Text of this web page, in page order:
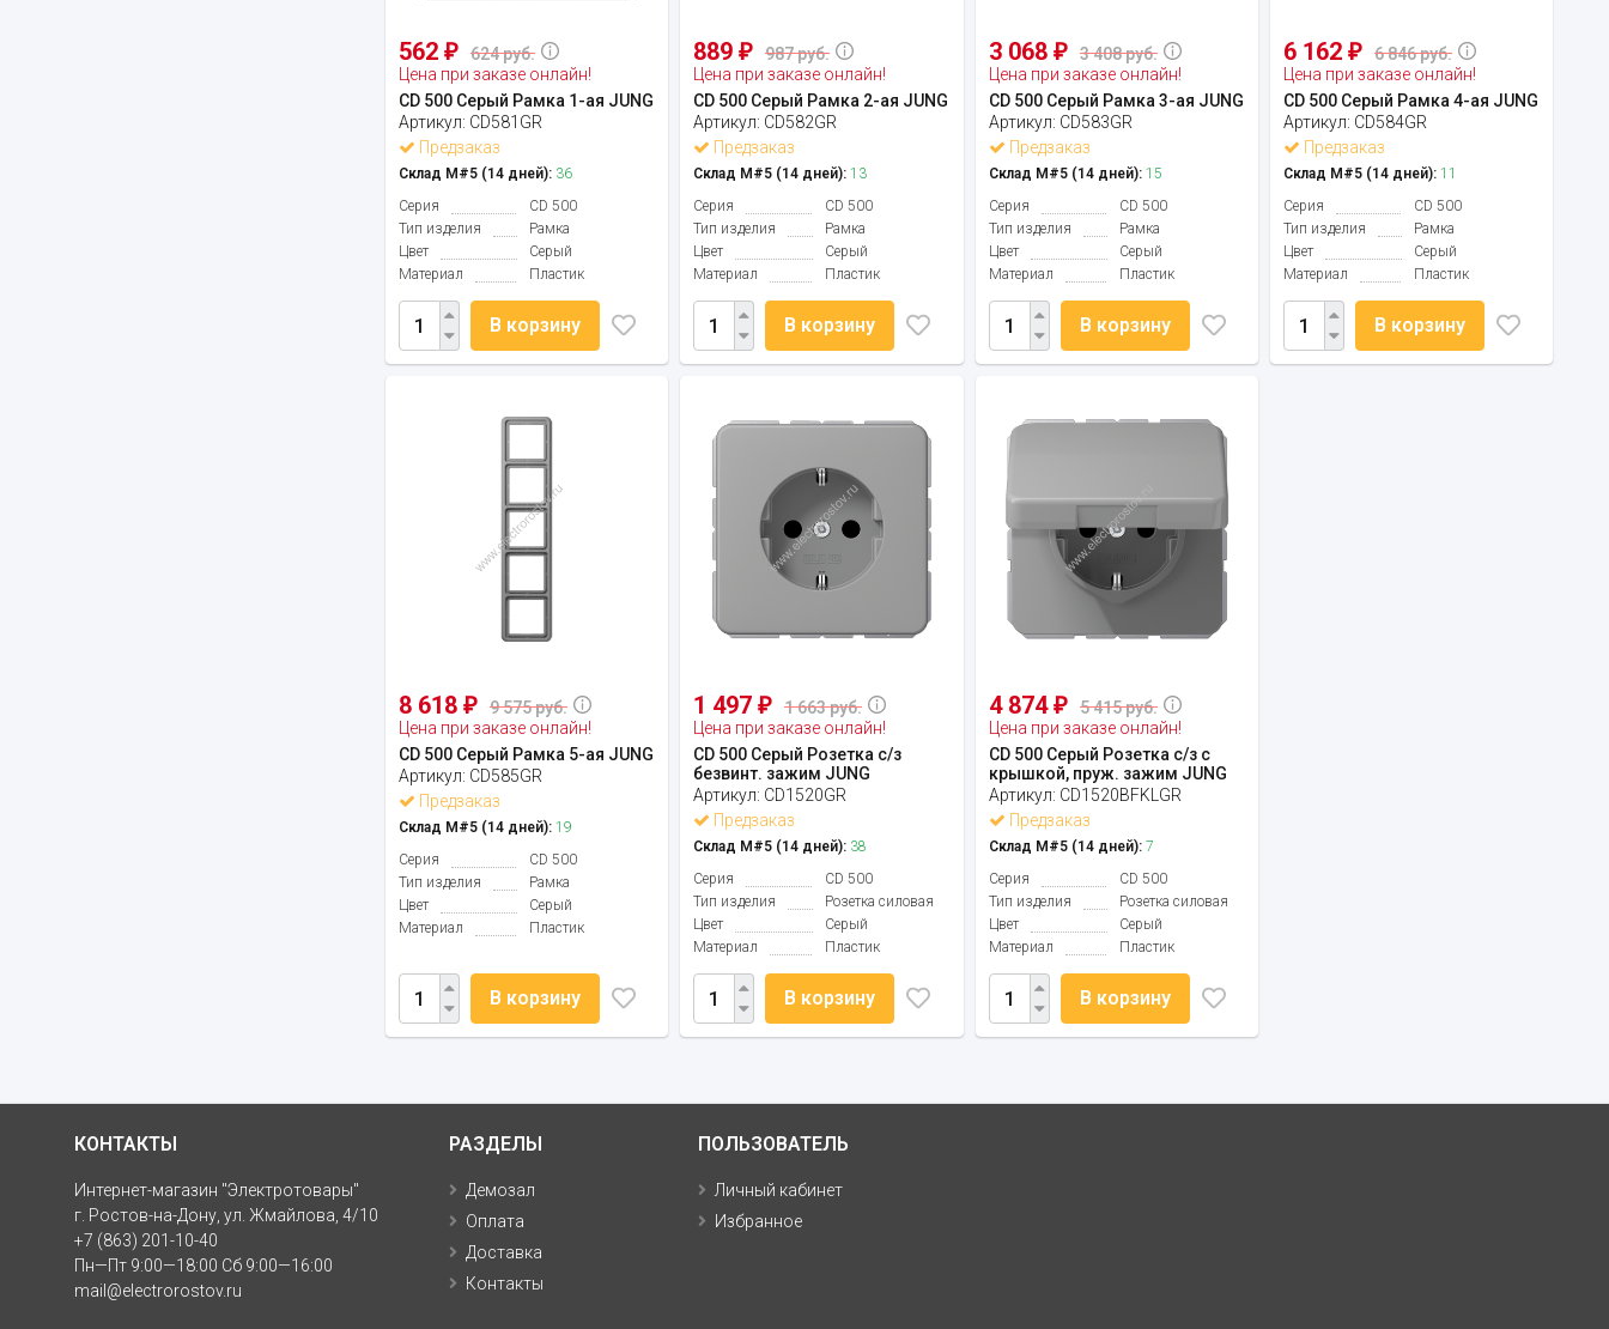
562 ₽
624 руб.
Цена при заказе онлайн!
CD 500 Серый Рамка 1-ая JUNG
Артикул: CD581GR
Предзаказ
Склад М#5 (14 дней): 36
Серия
CD 500
Тип изделия
Рамка
Цвет
Серый
Материал
Пластик
В корзину
889₽
987 руб.
Цена при заказе онлайн!
CD 500 Серый Рамка 2-ая JUNG
Артикул: CD582GR
Предзаказ
Склад М#5 (14 дней): 13
Серия
CD 500
Тип изделия
Рамка
Цвет
Серый
Материал
Пластик
В корзину
3 068 ₽
3 408 руб.
Цена при заказе онлайн!
CD 500 Серый Рамка 3-ая JUNG
Артикул: CD583GR
Предзаказ
Склад М#5 (14 дней): 15
Серия
CD 500
Тип изделия
Рамка
Цвет
Серый
Материал
Пластик
В корзину
6 162 ₽
6 846 руб.
Цена при заказе онлайн!
CD 500 Серый Рамка 4-ая JUNG
Артикул: CD584GR
Предзаказ
Склад М#5 (14 дней): 11
Серия
CD 500
Тип изделия
Рамка
Цвет
Серый
Материал
Пластик
В корзину
8 618 ₽
9 575 руб.
Цена при заказе онлайн!
CD 500 Серый Рамка 5-ая JUNG
Артикул: CD585GR
Предзаказ
Склад М#5 (14 дней): 19
Серия
CD 500
Тип изделия
Рамка
Цвет
Серый
Материал
Пластик
В корзину
1 497₽
1 663 руб.
Цена при заказе онлайн!
CD 500 Серый Розетка с/з
безвинт. зажим JUNG
Артикул: CD1520GR
Предзаказ
Склад М#5 (14 дней): 38
Серия
CD 500
Тип изделия
Розетка силовая
Цвет
Серый
Материал
Пластик
В корзину
4 874 ₽
5 415 руб.
Цена при заказе онлайн!
CD 500 Серый Розетка с/з с
крышкой, пруж. зажим JUNG
Артикул: CD1520BFKLGR
Предзаказ
Склад М#5 (14 дней): 7
Серия
CD 500
Тип изделия
Розетка силовая
Цвет
Серый
Материал
Пластик
В корзину
КОНТАКТЫ
Интернет-магазин "Электротовары"
г. Ростов-на-Дону, ул. Жмайлова, 4/10
+7 (863) 201-10-40
Пн—Пт 9:00—18:00 Сб 9:00—16:00
mail@electrorostov.ru
РАЗДЕЛЫ
Демозал
Оплата
Доставка
Контакты
ПОЛЬЗОВАТЕЛЬ
Личный кабинет
Избранное